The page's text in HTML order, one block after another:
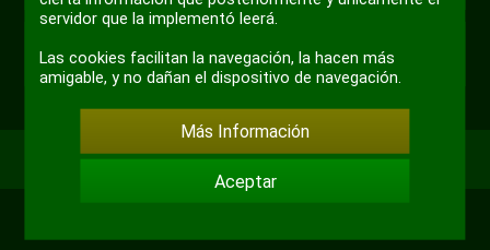
sonido
+ 2
servidor que la implementó leerá.
Las cookies facilitan la navegación, la hacen más
amigable, y no dañan el dispositivo de navegación.
Más Información
Aceptar